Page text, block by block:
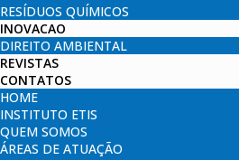
RESÍDUOS QUÍMICOS
INOVACAO
DIREITO AMBIENTAL
REVISTAS
CONTATOS
HOME
INSTITUTO ETIS
QUEM SOMOS
ÁREAS DE ATUAÇÃO